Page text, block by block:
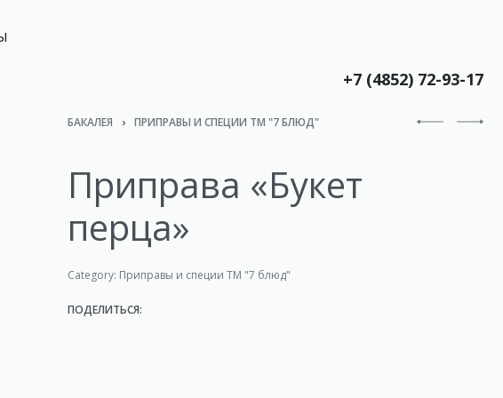
+7 (4852) 72-93-17
БАКАЛЕЯ › ПРИПРАВЫ И СПЕЦИИ ТМ "7 БЛЮД"
Приправа «Букет
перца»
Category: Приправы и специи ТМ "7 блюд"
ПОДЕЛИТЬСЯ: